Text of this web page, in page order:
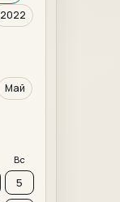
2022
Май
Вс
5